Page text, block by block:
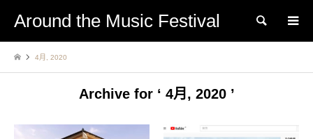
Around the Music Festival Search
4月, 2020
Archive for ‘ 4月, 2020 ’